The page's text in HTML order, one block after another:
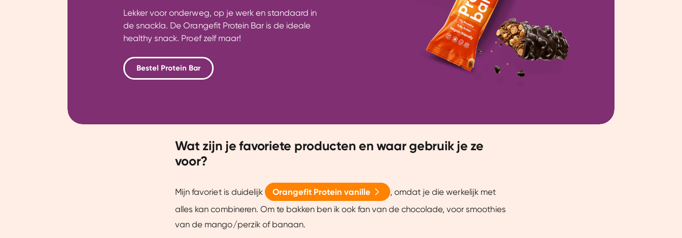
Lekker voor onderweg, op je werk en standaard in
de snackla. De Orangefit Protein Bar is de ideale
healthy snack. Proef zelf maar!
Bestel Protein Bar
Wat zijn je favoriete producten en waar gebruik je ze
voor?
Mijn favoriet is duidelijk Orangefit Protein vanille
, omdat je die werkelijk met
alles kan combineren. Om te bakken ben ik ook fan van de chocolade, voor smoothies
van de mango/perzik of banaan.